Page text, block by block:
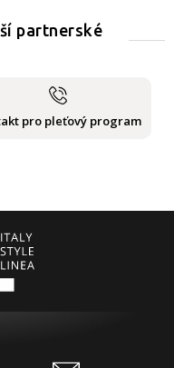
partnerské
pro pleťový program